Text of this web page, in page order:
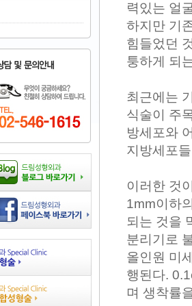
력있는 얼
하지만 기
힘들었던
퉁하게 되
최근에는
식술이 주
방세포와
지방세포
이러한 것
1mm이하
되는 것을
분리기로
올인원 미
행된다.
며 생착률